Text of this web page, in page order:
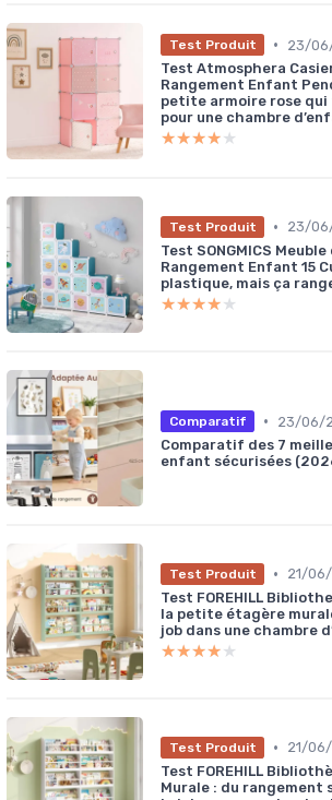
Test Produit •
23/
Test Atmosphera
Rangement Enfant
petite armoire rose
pour une chambre
★★★★★
★★★★★
Test Produit •
23/
Test SONGMICS Meuble
Rangement Enfant 15
plastique, mais ça
★★★★★
★★★★★
Comparatif •
23/06/
Comparatif des 7
enfant sécurisées
Test Produit •
21/
Test FOREHILL
la petite étagère
job dans une chambre
★★★★★
★★★★★
Test Produit •
21/
Test FOREHILL
Murale : du rangement